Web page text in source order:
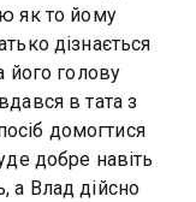
як то йому
дізнається
його голову
в тата з
домогтися
добре навіть
а Влад дійсно